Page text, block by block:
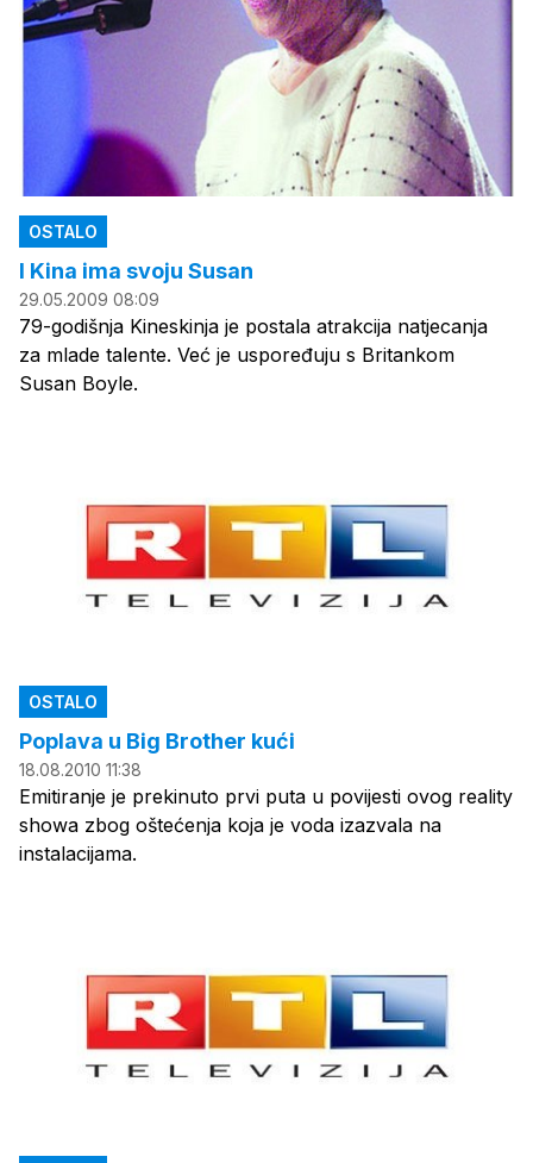
OSTALO
I Kina ima svoju Susan
29.05.2009 08:09
79-godišnja Kineskinja je postala atrakcija natjecanja
za mlade talente. Već je uspoređuju s Britankom
Susan Boyle.
OSTALO
Poplava u Big Brother kući
18.08.2010 11:38
Emitiranje je prekinuto prvi puta u povijesti ovog reality
showa zbog oštećenja koja je voda izazvala na
instalacijama.